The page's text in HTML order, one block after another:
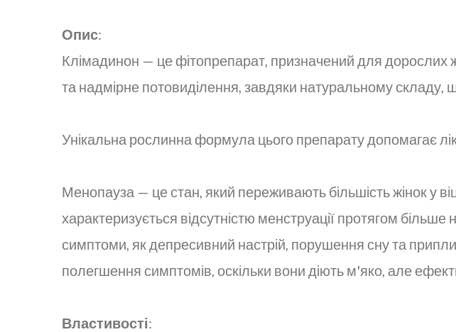
Опис:
Клімадинон — це фітопрепарат, призначений для дорослих
та надмірне потовиділення, завдяки натуральному складу,
Унікальна рослинна формула цього препарату допомагає
Менопауза — це стан, який переживають більшість жінок у
характеризується відсутністю менструації протягом більше
симптоми, як депресивний настрій, порушення сну та
полегшення симптомів, оскільки вони діють м'яко, але
Властивості: